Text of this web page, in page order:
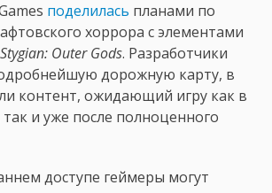
поделилась планами по
хоррора с элементами
Stygian: Outer Gods. Разработчики
дорожную карту, в
контент, ожидающий игру как в
и уже после полноценного
доступе геймеры могут